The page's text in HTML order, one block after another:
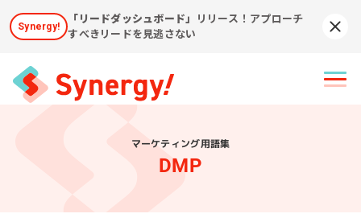
Synergy!
「リードダッシュボード」
リリース！アプローチ
すべきリードを見逃さない
マーケティング用語集
DMP